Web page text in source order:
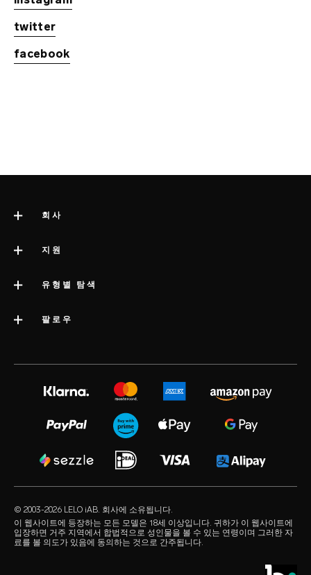
twitter
facebook
회사
LELO 소개
우수 기업 상
쿠키 정책
지원
고객 지원
satisfaction guarantee
쇼핑 FAQ
제품 FAQ
environmental labels
연락하기
유형별 탐색
카테고리
남성용 섹스 토이
커플용 섹스 토이
럭셔리 섹스 토이
섹스 액세서리
콘돔
팔로우
facebook
audio erotica
© 2003-2026 LELO iAB. 회사에 소유됩니다.
이 웹사이트에 등장하는 모든 모델은 18세 이상입니다. 귀하가 이 웹사이트에
입장하면 거주 지역에서 합법적으로 성인물을 볼 수 있는 연령이며 그러한 자
료를 볼 의도가 있음에 동의하는 것으로 간주됩니다.